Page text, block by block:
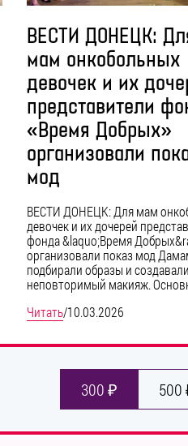
ВЕСТИ ДОНЕЦК:
мам онкобольных
девочек и их
представители
«Время Добрых»
организовали
мод
ВЕСТИ ДОНЕЦК: Для мам
девочек и их дочерей
фонда &laquo;Время
организовали показ мод
подбирали образы и создавали
неповторимый макияж.
Читать/10.03.2026
300 ₽ 500